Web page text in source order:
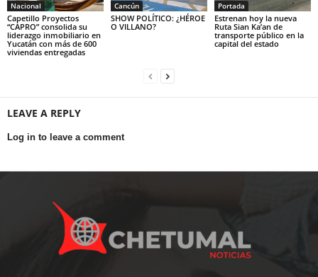
Nacional
Capetillo Proyectos
“CAPRO” consolida su
liderazgo inmobiliario en
Yucatán con más de 600
viviendas entregadas
Cancún
SHOW POLÍTICO: ¿HÉROE
O VILLANO?
Portada
Estrenan hoy la nueva
Ruta Sian Ka’an de
transporte público en la
capital del estado
LEAVE A REPLY
Log in to leave a comment